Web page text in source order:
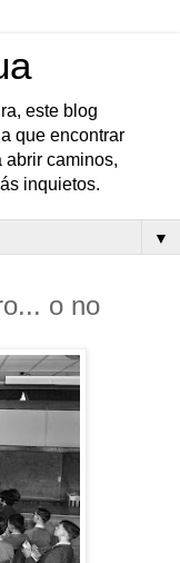
este blog
que encontrar
abrir caminos,
inquietos.
▼
o no